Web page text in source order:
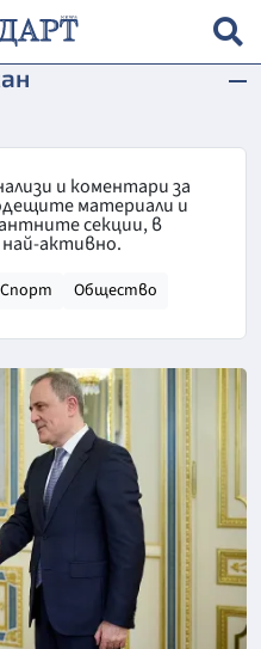
и коментари за
материали и
секции, в
активно.
Спорт Общество